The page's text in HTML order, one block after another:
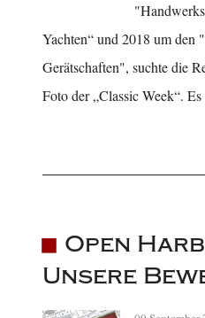
Yachten“ und 2018 um den
Gerätschaften", suchte die
Foto der „Classic Week“.
Open
Unsere